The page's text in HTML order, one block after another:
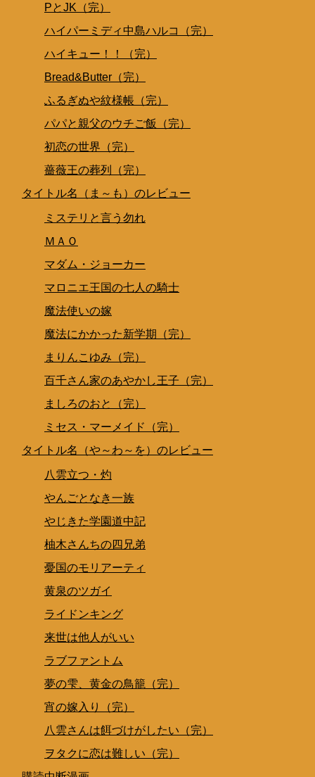
PとJK（完）
ハイパーミディ中島ハルコ（完）
ハイキュー！！（完）
Bread&Butter（完）
ふるぎぬや紋様帳（完）
パパと親父のウチご飯（完）
初恋の世界（完）
薔薇王の葬列（完）
タイトル名（ま～も）のレビュー
ミステリと言う勿れ
ＭＡＯ
マダム・ジョーカー
マロニエ王国の七人の騎士
魔法使いの嫁
魔法にかかった新学期（完）
まりんこゆみ（完）
百千さん家のあやかし王子（完）
ましろのおと（完）
ミセス・マーメイド（完）
タイトル名（や～わ～を）のレビュー
八雲立つ・灼
やんごとなき一族
やじきた学園道中記
柚木さんちの四兄弟
憂国のモリアーティ
黄泉のツガイ
ライドンキング
来世は他人がいい
ラブファントム
夢の雫、黄金の鳥籠（完）
宵の嫁入り（完）
八雲さんは餌づけがしたい（完）
ヲタクに恋は難しい（完）